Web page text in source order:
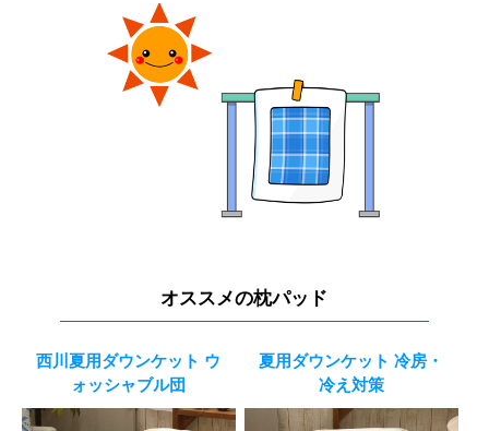
オススメの枕パッド
西川夏用ダウンケット ウ
ォッシャブル団
夏用ダウンケット 冷房・
冷え対策